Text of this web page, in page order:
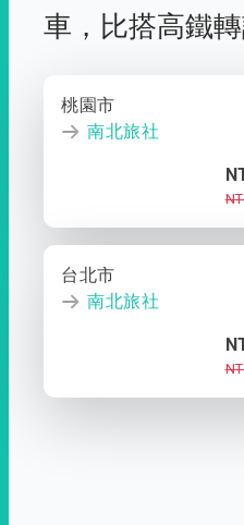
車， 比搭高鐵
桃園市
南北旅社
台北市
南北旅社